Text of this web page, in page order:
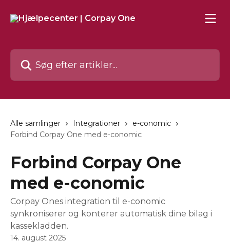
Søg efter artikler...
Alle samlinger Integrationer
e-conomic
Forbind Corpay One med e-conomic
Forbind Corpay One
med e-conomic
Corpay Ones integration til e-conomic
synkroniserer og konterer automatisk dine bilag i
kassekladden.
14. august 2025